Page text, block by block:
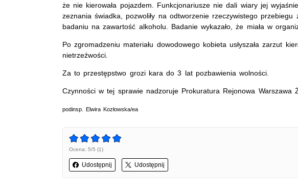
że nie kierowała pojazdem. Funkcjonariusze nie dali wiary jej
zeznania świadka, pozwoliły na odtworzenie rzeczywistego
badaniu na zawartość alkoholu. Badanie wykazało, że miała w
Po zgromadzeniu materiału dowodowego kobieta usłyszała zarzut
nietrzeźwości.
Za to przestępstwo grozi kara do 3 lat pozbawienia wolności.
Czynności w tej sprawie nadzoruje Prokuratura Rejonowa Warszawa
podinsp. Elwira Kozłowska/ea
Ocena: 5/5 (1)
Udostępnij Udostępnij